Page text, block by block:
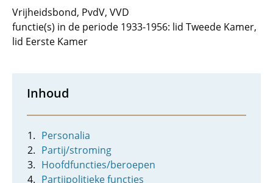
Vrijheidsbond, PvdV, VVD
functie(s) in de periode 1933-1956: lid Tweede Kamer,
lid Eerste Kamer
Inhoud
Personalia
Partij/stroming
Hoofdfuncties/beroepen
Partijpolitieke functies